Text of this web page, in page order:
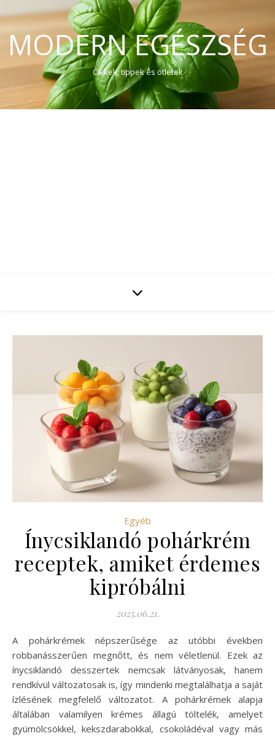
MODERN EGÉSZSÉG
Cikkek, tippek és ötletek
Egyéb
Ínycsiklandó pohárkrém
receptek, amiket érdemes
kipróbálni
2025.06.21.
A pohárkrémek népszerűsége az utóbbi években
robbanásszerűen megnőtt, és nem véletlenül. Ezek az
ínycsiklandó desszertek nemcsak látványosak, hanem
rendkívül változatosak is, így mindenki megtalálhatja a saját
ízlésének megfelelő változatot. A pohárkrémek alapja
általában valamilyen krémes állagú töltelék, amelyet
gyümölcsökkel, kekszdarabokkal, csokoládéval vagy más